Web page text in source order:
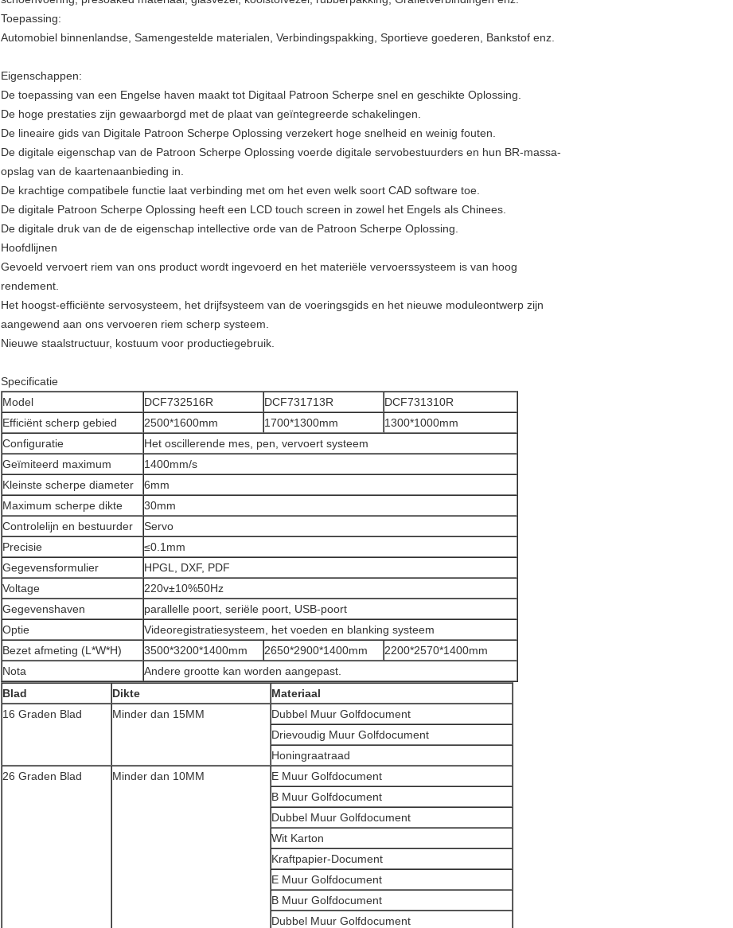
Toepassing:
Automobiel binnenlandse, Samengestelde materialen, Verbindingspakking, Sportieve goederen, Bankstof enz.
Eigenschappen:
De toepassing van een Engelse haven maakt tot Digitaal Patroon Scherpe snel en geschikte Oplossing.
De hoge prestaties zijn gewaarborgd met de plaat van geïntegreerde schakelingen.
De lineaire gids van Digitale Patroon Scherpe Oplossing verzekert hoge snelheid en weinig fouten.
De digitale eigenschap van de Patroon Scherpe Oplossing voerde digitale servobestuurders en hun BR-massa-
opslag van de kaartenaanbieding in.
De krachtige compatibele functie laat verbinding met om het even welk soort CAD software toe.
De digitale Patroon Scherpe Oplossing heeft een LCD touch screen in zowel het Engels als Chinees.
De digitale druk van de de eigenschap intellective orde van de Patroon Scherpe Oplossing.
Hoofdlijnen
Gevoeld vervoert riem van ons product wordt ingevoerd en het materiële vervoerssysteem is van hoog
rendement.
Het hoogst-efficiënte servosysteem, het drijfsysteem van de voeringsgids en het nieuwe moduleontwerp zijn
aangewend aan ons vervoeren riem scherp systeem.
Nieuwe staalstructuur, kostuum voor productiegebruik.
Specificatie
Model
DCF732516R DCF731713R
DCF731310R
Efficiënt scherp gebied
2500*1600mm 1700*1300mm
1300*1000mm
Configuratie
Het oscillerende mes, pen, vervoert systeem
Geïmiteerd maximum
1400mm/s
Kleinste scherpe diameter
6mm
Maximum scherpe dikte
30mm
Controlelijn en bestuurder
Servo
Precisie
≤0.1mm
Gegevensformulier
HPGL, DXF, PDF
Voltage
220v±10%50Hz
Gegevenshaven
parallelle poort, seriële poort, USB-poort
Optie
Videoregistratiesysteem, het voeden en blanking systeem
Bezet afmeting (L*W*H)
3500*3200*1400mm 2650*2900*1400mm
2200*2570*1400mm
Nota
Andere grootte kan worden aangepast.
Blad
Dikte
Materiaal
16 Graden Blad
Minder dan 15MM
Dubbel Muur Golfdocument
Drievoudig Muur Golfdocument
Honingraatraad
26 Graden Blad
Minder dan 10MM
E Muur Golfdocument
B Muur Golfdocument
Dubbel Muur Golfdocument
Wit Karton
Kraftpapier-Document
E Muur Golfdocument
B Muur Golfdocument
Dubbel Muur Golfdocument